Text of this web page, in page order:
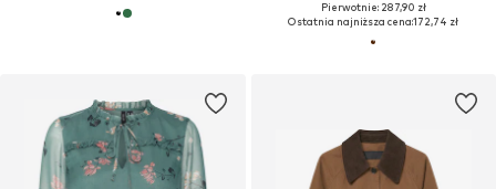
Pierwotnie: 287,90 zł
Ostatnia najniższa cena:172,74 zł